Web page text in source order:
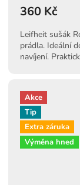
360 Kč
Leifheit sušák
prádla. Ideální
navíjení.
Akce
Tip
Extra záruka
Výměna hned